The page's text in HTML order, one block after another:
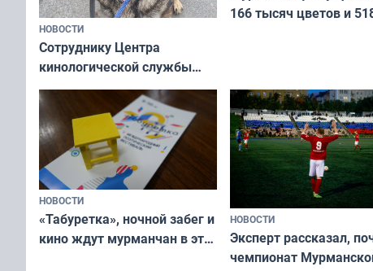
НОВОСТИ
Сотруднику Центра
кинологической службы
ищут новый дом
166 тысяч цветов и
НОВОСТИ
«Табуретка», ночной забег и
кино ждут мурманчан в эти
НОВОСТИ
Эксперт рассказал,
чемпионат